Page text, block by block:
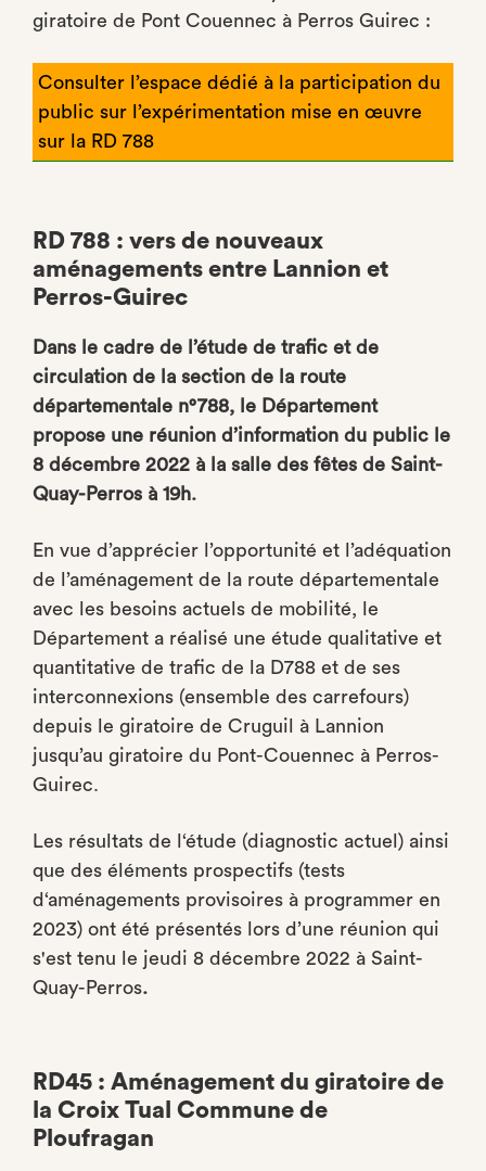
giratoire de Pont Couennec à Perros Guirec :
Consulter l’espace dédié à la participation du
public sur l’expérimentation mise en œuvre
sur la RD 788
RD 788 : vers de nouveaux
aménagements entre Lannion et
Perros-Guirec
Dans le cadre de l’étude de trafic et de
circulation de la section de la route
départementale n°788, le Département
propose une réunion d’information du public le
8 décembre 2022 à la salle des fêtes de Saint-
Quay-Perros à 19h.
En vue d’apprécier l’opportunité et l’adéquation
de l’aménagement de la route départementale
avec les besoins actuels de mobilité, le
Département a réalisé une étude qualitative et
quantitative de trafic de la D788 et de ses
interconnexions (ensemble des carrefours)
depuis le giratoire de Cruguil à Lannion
jusqu’au giratoire du Pont-Couennec à Perros-
Guirec.
Les résultats de l‘étude (diagnostic actuel) ainsi
que des éléments prospectifs (tests
d‘aménagements provisoires à programmer en
2023) ont été présentés lors d’une réunion qui
s'est tenu le jeudi 8 décembre 2022 à Saint-
Quay-Perros.
RD45 : Aménagement du giratoire de
la Croix Tual Commune de
Ploufragan